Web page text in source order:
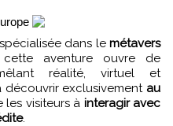
dans le métavers
aventure ouvre de
réalité, virtuel et
découvrir exclusivement au
les visiteurs à interagir avec
.